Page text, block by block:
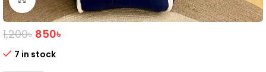
1,200৳ 850৳
7 in stock